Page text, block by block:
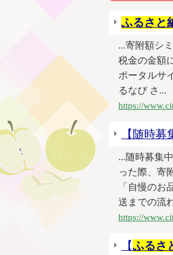
ふるさと
...寄附額シ
税金の金額
ポータルサ
るなび さ...
https://
【随時募
...随時募集
った際、寄
「自慢の
送までの流
https://
【ふるさ